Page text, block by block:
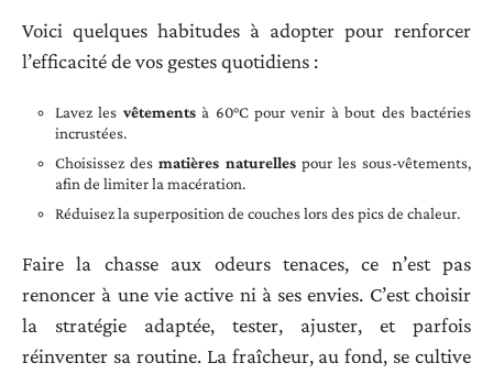
Voici quelques habitudes à adopter pour renforcer
l’efficacité de vos gestes quotidiens :
Lavez les vêtementsà 60°C pour venir à bout des bactéries
incrustées.
Choisissez desmatières naturellespour les sous-vêtements,
afin de limiter la macération.
Réduisez la superposition de couches lors des pics de chaleur.
Faire la chasse aux odeurs tenaces, ce n’est pas
renoncer à une vie active ni à ses envies. C’est choisir
la stratégie adaptée, tester, ajuster, et parfois
réinventer sa routine. La fraîcheur, au fond, se cultive